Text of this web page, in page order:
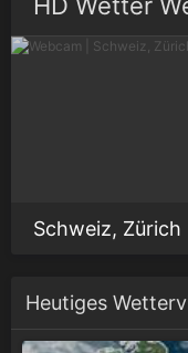
Schweiz, Zürich
Heutiges